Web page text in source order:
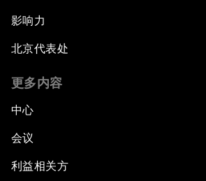
影响力
北京代表处
更多内容
中心
会议
利益相关方